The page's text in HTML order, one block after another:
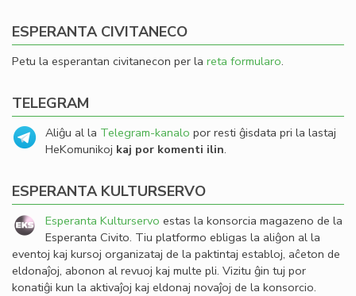
ESPERANTA CIVITANECO
Petu la esperantan civitanecon per la reta formularo.
TELEGRAM
Aliĝu al la Telegram-kanalo por resti ĝisdata pri la lastaj
HeKomunikoj kaj por komenti ilin.
ESPERANTA KULTURSERVO
Esperanta Kulturservo estas la konsorcia magazeno de la
Esperanta Civito. Tiu platformo ebligas la aliĝon al la
eventoj kaj kursoj organizataj de la paktintaj establoj, aĉeton de
eldonaĵoj, abonon al revuoj kaj multe pli. Vizitu ĝin tuj por
konatiĝi kun la aktivaĵoj kaj eldonaj novaĵoj de la konsorcio.